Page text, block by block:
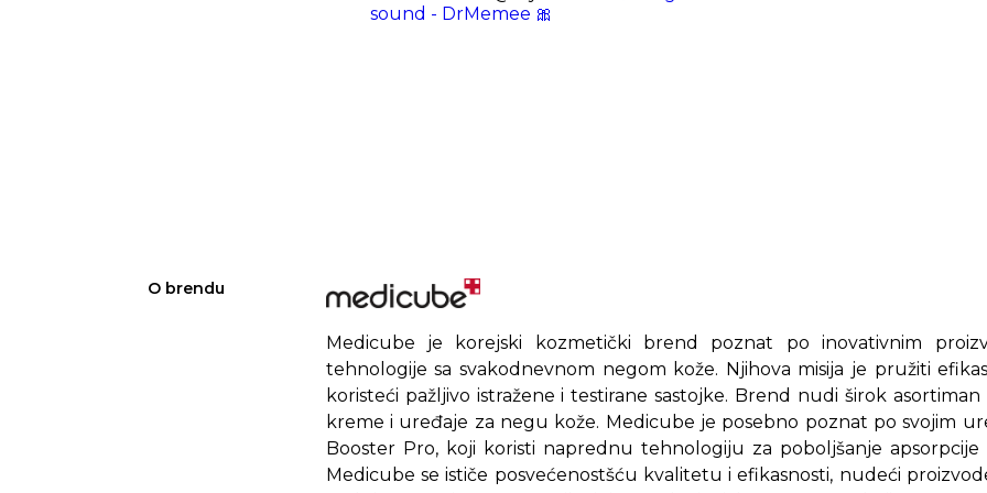
sound - DrMemee 🎀
O brendu
Medicube je korejski kozmetički brend poznat po inovativnim
tehnologije sa svakodnevnom negom kože. Njihova misija je pružiti
koristeći pažljivo istražene i testirane sastojke. Brend nudi širok
kreme i uređaje za negu kože. Medicube je posebno poznat po svojim
Booster Pro, koji koristi naprednu tehnologiju za poboljšanje
Medicube se ističe posvećenostšću kvalitetu i efikasnosti, nudeći